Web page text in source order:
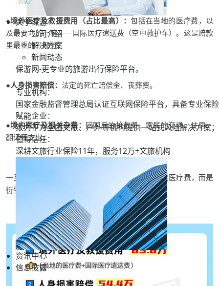
关于保游
公司介绍
解决方案
新闻动态
保游网-更专业的旅游出行保险平台。
专业机构：
国家金融监督管理总局认证互联网保险平台，具备专业保
赋能企业：
致力于为全国文旅、户外等机构提供一站式风险解决方案；
值得信任：
深耕文旅行业保险11年，服务12万+文旅机构
资讯中心
信息披露
●境外医疗及救援费用（占比最高） ：包括在当地的医疗费，以
及最要命的一笔——国际医疗遣送费（空中救护车）。这是赔款
里最重的一部分。
●人身损害赔偿： 法定的死亡赔偿金、丧葬费。
●境内医疗及相关杂费：
回国后的抢救费、家属的交通、住宿、
翻译等支出。
一旦发生重大人身伤亡，赔偿的大头往往不是基础医疗费，而是
衍生的天价救援成本
法定的人身损害赔偿。